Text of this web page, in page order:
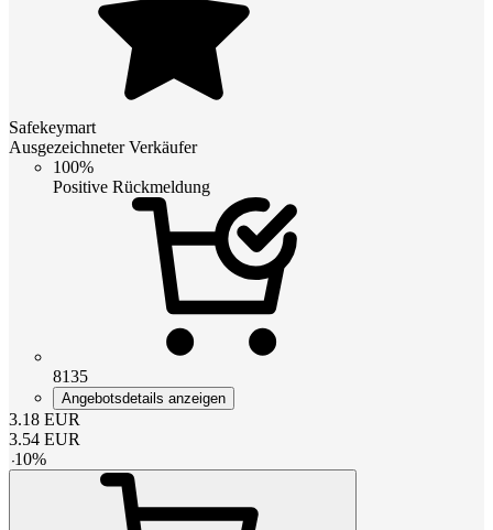
Safekeymart
Ausgezeichneter Verkäufer
100%
Positive Rückmeldung
8135
Angebotsdetails anzeigen
3.18 EUR
3.54 EUR
-10%